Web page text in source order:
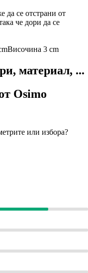
да се отстрани от
че дори да се
Височина 3 cm
материал, ...
Osimo
или избора?